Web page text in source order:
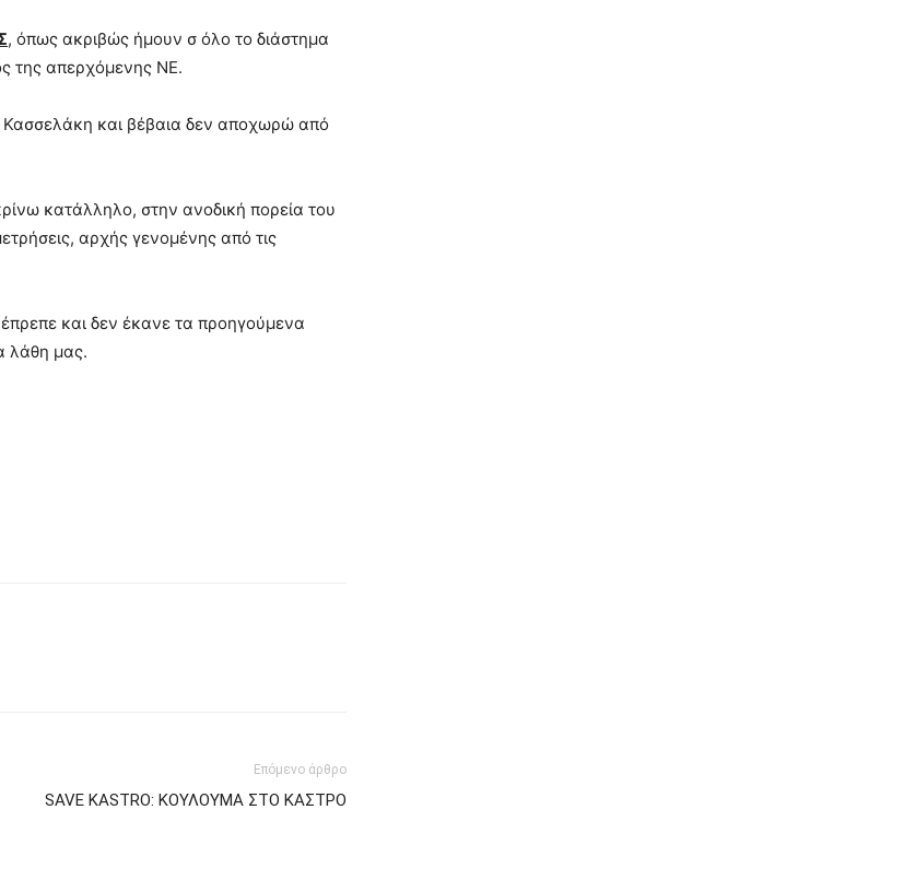
, όπως ακριβώς ήμουν σ όλο το διάστημα
της απερχόμενης ΝΕ.
και βέβαια δεν αποχωρώ από
κατάλληλο, στην ανοδική πορεία του
αρχής γενομένης από τις
και δεν έκανε τα προηγούμενα
λάθη μας.
Επόμενο άρθρο
SAVE KASTRO: ΚΟΥΛΟΥΜΑ ΣΤΟ ΚΑΣΤΡΟ